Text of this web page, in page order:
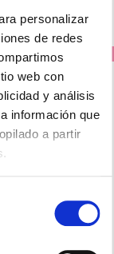
personalizar
de redes
web con
y análisis
información que
a partir